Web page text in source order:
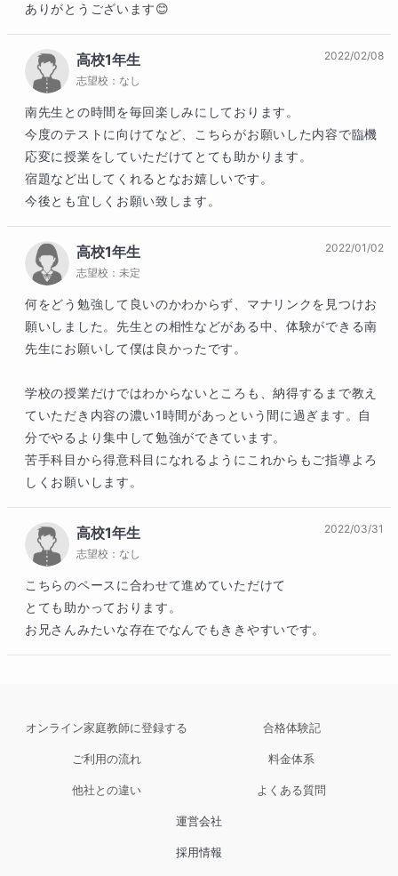
ありがとうございます😊
高校1年生
志望校： なし
2022/02/08
南先生との時間を毎回楽しみにしております。
今度のテストに向けてなど、こちらがお願いした内容で臨機
応変に授業をしていただけてとても助かります。
宿題など出してくれるとなお嬉しいです。
今後とも宜しくお願い致します。
高校1年生
志望校： 未定
2022/01/02
何をどう勉強して良いのかわからず、マナリンクを見つけお
願いしました。先生との相性などがある中、体験ができる南
先生にお願いして僕は良かったです。
学校の授業だけではわからないところも、納得するまで教え
ていただき内容の濃い1時間があっという間に過ぎます。自
分でやるより集中して勉強ができています。
苦手科目から得意科目になれるようにこれからもご指導よろ
しくお願いします。
高校1年生
志望校： なし
2022/03/31
こちらのペースに合わせて進めていただけて
とても助かっております。
お兄さんみたいな存在でなんでもききやすいです。
オンライン家庭教師に登録する 合格体験記
ご利用の流れ 料金体系
他社との違い よくある質問
運営会社
採用情報